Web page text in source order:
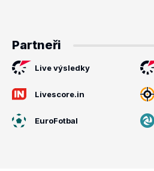
Partneři
Live výsledky
Livescore.in
EuroFotbal